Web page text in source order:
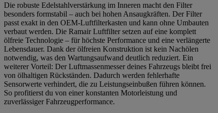
Die robuste Edelstahlverstärkung im Inneren macht den Filter
besonders formstabil – auch bei hohen Ansaugkräften. Der Filter
passt exakt in den OEM-Luftfilterkasten und kann ohne Umbauten
verbaut werden. Die Ramair Luftfilter setzen auf eine komplett
ölfreie Technologie – für höchste Performance und eine verlängerte
Lebensdauer. Dank der ölfreien Konstruktion ist kein Nachölen
notwendig, was den Wartungsaufwand deutlich reduziert. Ein
weiterer Vorteil: Der Luftmassenmesser deines Fahrzeugs bleibt frei
von ölhaltigen Rückständen. Dadurch werden fehlerhafte
Sensorwerte verhindert, die zu Leistungseinbußen führen können.
So profitierst du von einer konstanten Motorleistung und
zuverlässiger Fahrzeugperformance.